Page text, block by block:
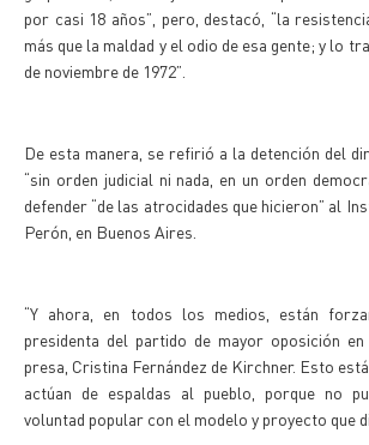
por casi 18 años”, pero, destacó, “la
más que la maldad y el odio de esa gente; y lo
de noviembre de 1972”.
De esta manera, se refirió a la detención del
“sin orden judicial ni nada, en un orden
defender “de las atrocidades que hicieron” al
Perón, en Buenos Aires.
“Y ahora, en todos los medios, están
presidenta del partido de mayor oposición
presa, Cristina Fernández de Kirchner. Esto
actúan de espaldas al pueblo, porque no
voluntad popular con el modelo y proyecto que